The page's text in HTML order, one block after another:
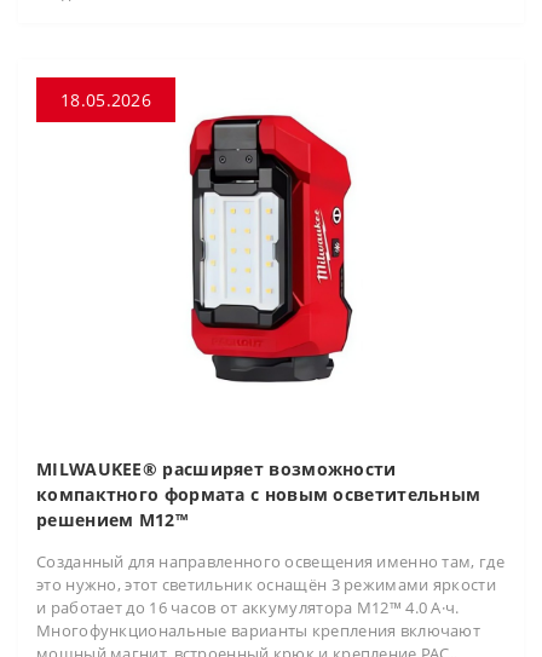
18.05.2026
MILWAUKEE® расширяет возможности
компактного формата с новым осветительным
решением M12™
Созданный для направленного освещения именно там, где
это нужно, этот светильник оснащён 3 режимами яркости
и работает до 16 часов от аккумулятора M12™ 4.0 А·ч.
Многофункциональные варианты крепления включают